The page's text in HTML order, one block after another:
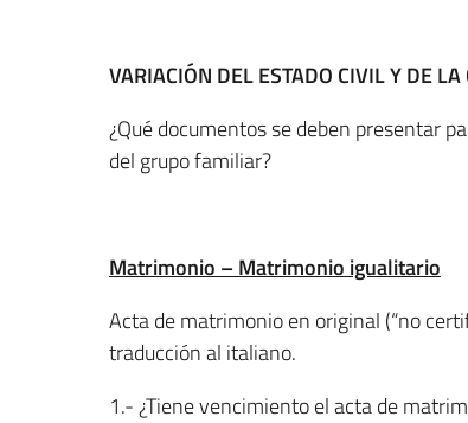
VARIACIÓN DEL ESTADO CIVIL Y DE
¿Qué documentos se deben presentar
del grupo familiar?
Matrimonio – Matrimonio igualitario
Acta de matrimonio en original (“no
traducción al italiano.
1.- ¿Tiene vencimiento el acta de